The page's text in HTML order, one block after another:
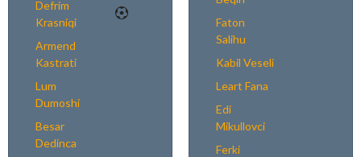
Defrim
Krasniqi
Armend
Kastrati
Lum
Dumoshi
Besar
Dedinca
Faton
Salihu
Kabil Veseli
Leart Fana
Edi
Mikullovci
Ferki